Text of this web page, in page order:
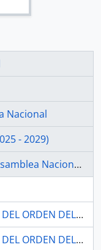
Nacional
- 2029)
32 - Sesion de Pleno No. 025 Asamblea Nacional 2025-2027
2 - 002_SOLICITUD DE CAMBIO DEL ORDEN DEL DIA ROQUE ORDOÑEZ_05-08-25 SESION DEL PLENO N 025 ASAMBLEA NACIONAL 2025-2027
3 - 003_SOLICITUD DE CAMBIO DEL ORDEN DEL DIA SILVIA NUÑEZ_06-08-25SESION DEL PLENO N 025 ASAMBLEA NACIONAL 2025-2027